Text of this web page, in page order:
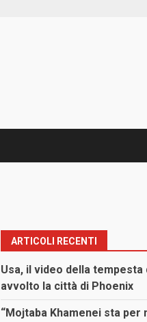
ARTICOLI RECENTI
Usa, il video della tempesta
avvolto la città di Phoenix
“Mojtaba Khamenei sta per